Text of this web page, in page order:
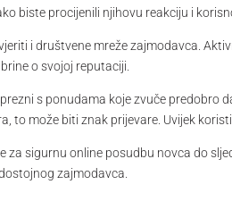
biste procijenili njihovu reakciju i
i društvene mreže zajmodavca.
o svojoj reputaciji.
s ponudama koje zvuče predobro
to može biti znak prijevare. Uvijek
za sigurnu online posudbu novca do
zajmodavca.